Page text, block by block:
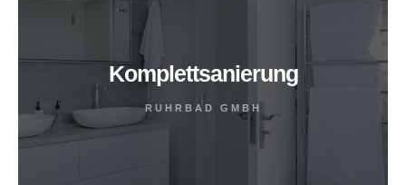
Komplettsanierung
RUHRBAD GMBH